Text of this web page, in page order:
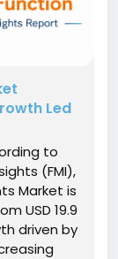
Led
to
(FMI),
Market is
USD 19.9
driven by